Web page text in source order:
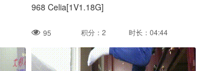
968 Celia[1V1.18G]
95 积分：2 时长：04:44